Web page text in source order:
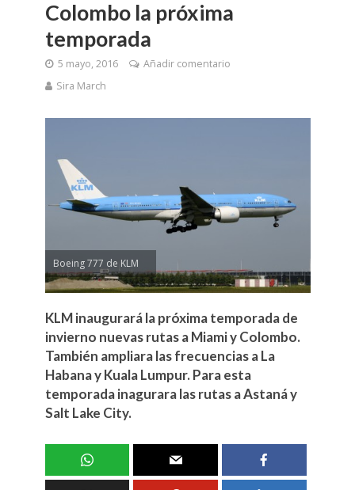
Colombo la próxima
temporada
5 mayo, 2016
Añadir comentario
Sira March
Boeing 777 de KLM
KLM inaugurará la próxima temporada de
invierno nuevas rutas a Miami y Colombo.
También ampliara las frecuencias a La
Habana y Kuala Lumpur. Para esta
temporada inagurara las rutas a Astaná y
Salt Lake City.